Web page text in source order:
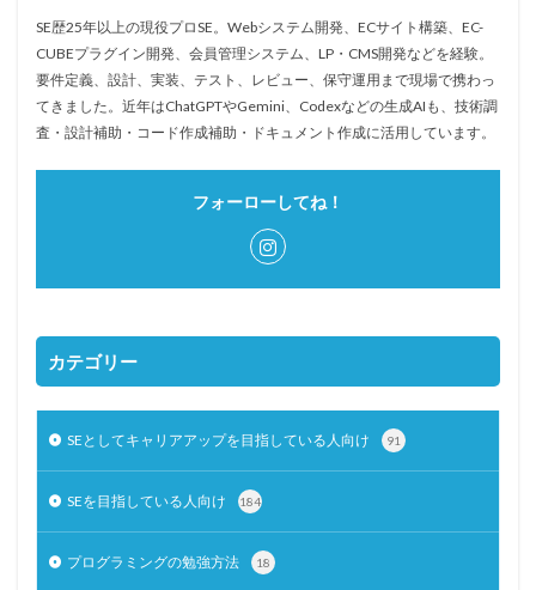
SE歴25年以上の現役プロSE。Webシステム開発、ECサイト構築、EC-
CUBEプラグイン開発、会員管理システム、LP・CMS開発などを経験。
要件定義、設計、実装、テスト、レビュー、保守運用まで現場で携わっ
てきました。近年はChatGPTやGemini、Codexなどの生成AIも、技術調
査・設計補助・コード作成補助・ドキュメント作成に活用しています。
フォーローしてね！
カテゴリー
SEとしてキャリアアップを目指している人向け 91
SEを目指している人向け 184
プログラミングの勉強方法 18